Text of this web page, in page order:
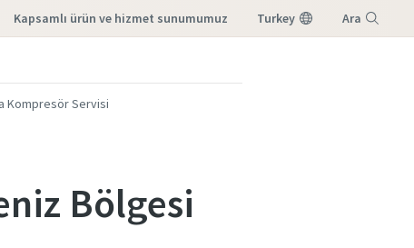
kapsamlı ürün ve hizmet sunumumuz Turkey Ara
Kompresör Servisi
Bölgesi